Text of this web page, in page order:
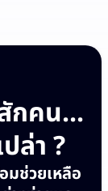
กคน...
ล่า ?
ช่วยเหลือ